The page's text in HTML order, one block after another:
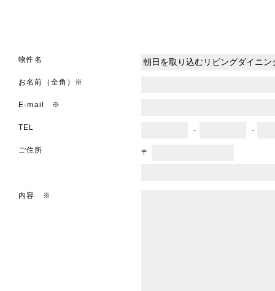
物件名
お名前（全角）※
E-mail ※
TEL - -
ご住所 〒
内容 ※